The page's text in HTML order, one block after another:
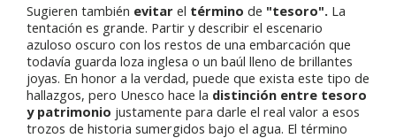
Sugieren también evitar el término de "tesoro". La
tentación es grande. Partir y describir el escenario
azuloso oscuro con los restos de una embarcación que
todavía guarda loza inglesa o un baúl lleno de brillantes
joyas. En honor a la verdad, puede que exista este tipo de
hallazgos, pero Unesco hace la distinción entre tesoro
y patrimonio justamente para darle el real valor a esos
trozos de historia sumergidos bajo el agua. El término